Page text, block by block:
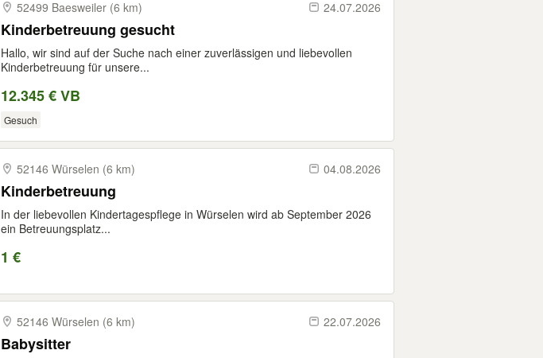
52499 Baesweiler (6 km) 24.07.2026
Kinderbetreuung gesucht
Hallo, wir sind auf der Suche nach einer zuverlässigen und liebevollen
Kinderbetreuung für unsere...
12.345 € VB
Gesuch
52146 Würselen (6 km) 04.08.2026
Kinderbetreuung
In der liebevollen Kindertagespflege in Würselen wird ab September 2026
ein Betreuungsplatz...
1 €
52146 Würselen (6 km) 22.07.2026
Babysitter